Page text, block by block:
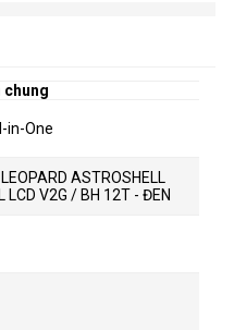
chung
in-One
ASTROSHELL
LCD V2G / BH 12T - ĐEN